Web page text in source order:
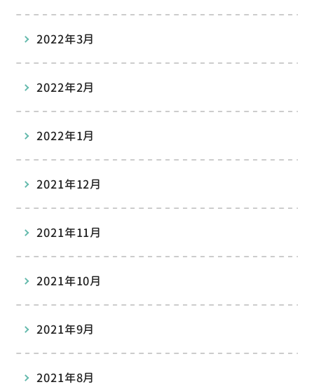
2022年3月
2022年2月
2022年1月
2021年12月
2021年11月
2021年10月
2021年9月
2021年8月